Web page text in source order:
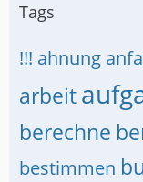
Tags
!!! ahnung
arbeit
berechne
bestimmen